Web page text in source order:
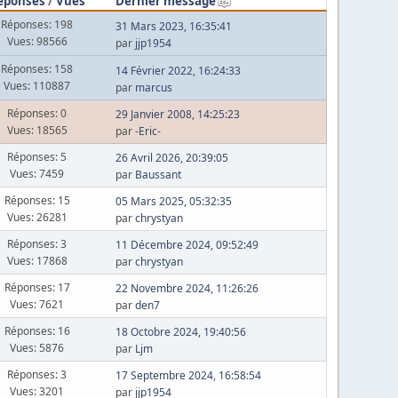
Réponses: 198
Vues: 98566
31 Mars 2023, 16:35:41
par jjp1954
Réponses: 158
Vues: 110887
14 Février 2022, 16:24:33
par marcus
Réponses: 0
Vues: 18565
29 Janvier 2008, 14:25:23
par-Eric-
Réponses: 5
Vues: 7459
26 Avril 2026, 20:39:05
par Baussant
Réponses: 15
Vues: 26281
05 Mars 2025, 05:32:35
parchrystyan
Réponses: 3
Vues: 17868
11 Décembre 2024, 09:52:49
parchrystyan
Réponses: 17
Vues: 7621
22 Novembre 2024, 11:26:26
parden7
Réponses: 16
Vues: 5876
18 Octobre 2024, 19:40:56
par Ljm
Réponses: 3
Vues: 3201
17 Septembre 2024, 16:58:54
par jjp1954